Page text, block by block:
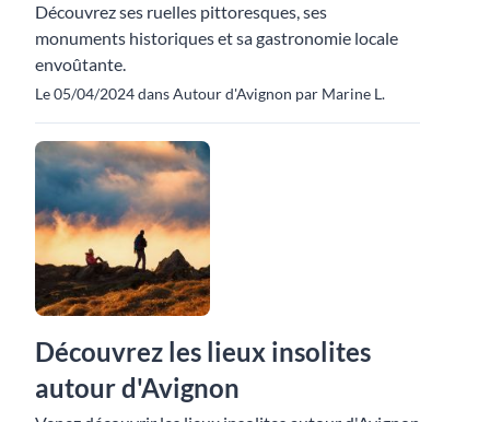
Découvrez ses ruelles pittoresques, ses
monuments historiques et sa gastronomie locale
envoûtante.
Le 05/04/2024 dans Autour d'Avignon par Marine L.
Découvrez les lieux insolites
autour d'Avignon